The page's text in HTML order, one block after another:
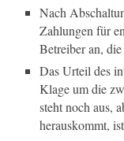
Nach
Zahlungen für
Betreiber an,
Das Urteil des
Klage um die
steht noch aus,
herauskommt,